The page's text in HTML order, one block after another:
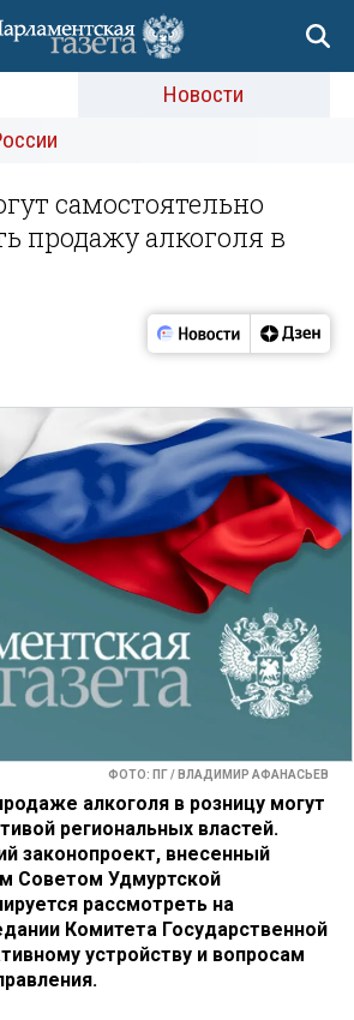
Новости
самостоятельно
продажу алкоголя в
ФОТО: ПГ / ВЛАДИМИР АФАНАСЬЕВ
алкоголя в розницу могут
региональных властей.
законопроект, внесенный
Советом Удмуртской
рассмотреть на
Комитета Государственной
устройству и вопросам